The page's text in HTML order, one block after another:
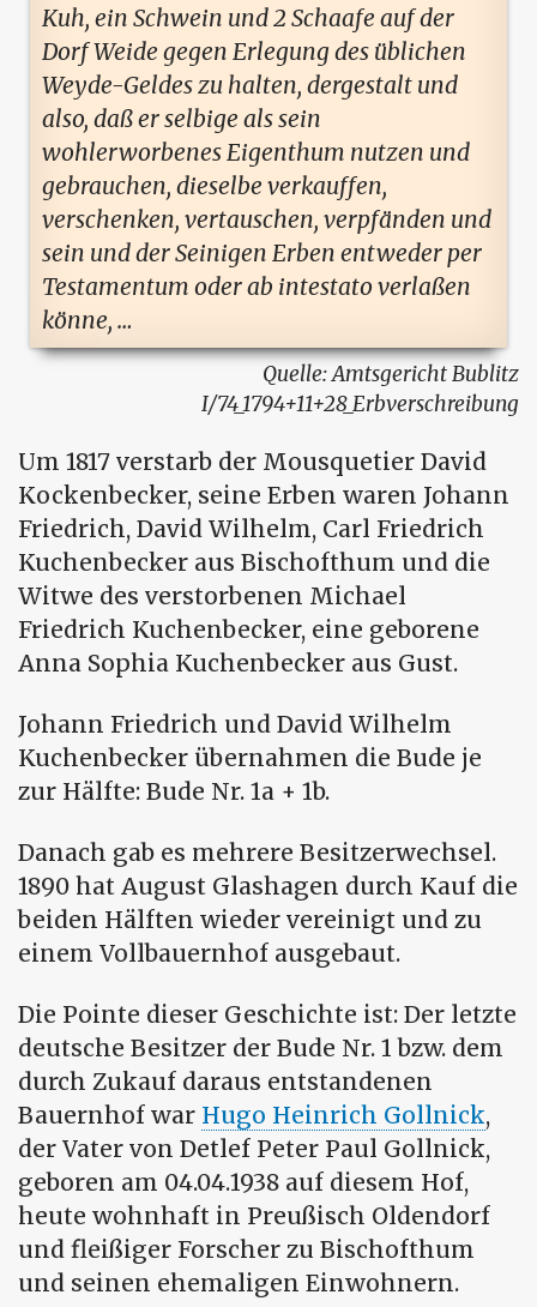
Kuh, ein Schwein und 2 Schaafe auf der
Dorf Weide gegen Erlegung des üblichen
Weyde-Geldes zu halten, dergestalt und
also, daß er selbige als sein
wohlerworbenes Eigenthum nutzen und
gebrauchen, dieselbe verkauffen,
verschenken, vertauschen, verpfänden und
sein und der Seinigen Erben entweder per
Testamentum oder ab intestato verlaßen
könne, …
Amtsgericht Bublitz
I/74_1794+11+28_Erbverschreibung
Um 1817 verstarb der Mousquetier David
Kockenbecker, seine Erben waren Johann
Friedrich, David Wilhelm, Carl Friedrich
Kuchenbecker aus Bischofthum und die
Witwe des verstorbenen Michael
Friedrich Kuchenbecker, eine geborene
Anna Sophia Kuchenbecker aus Gust.
Johann Friedrich und David Wilhelm
Kuchenbecker übernahmen die Bude je
zur Hälfte: Bude Nr. 1a + 1b.
Danach gab es mehrere Besitzerwechsel.
1890 hat August Glashagen durch Kauf die
beiden Hälften wieder vereinigt und zu
einem Vollbauernhof ausgebaut.
Die Pointe dieser Geschichte ist: Der letzte
deutsche Besitzer der Bude Nr. 1 bzw. dem
durch Zukauf daraus entstandenen
Bauernhof war Hugo Heinrich Gollnick,
der Vater von Detlef Peter Paul Gollnick,
geboren am 04.04.1938 auf diesem Hof,
heute wohnhaft in Preußisch Oldendorf
und fleißiger Forscher zu Bischofthum
und seinen ehemaligen Einwohnern.